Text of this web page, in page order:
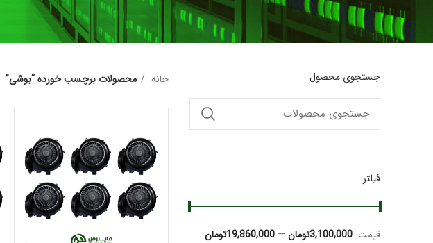
جستجوی محصول
فیلتر
قیمت: 3,100,000تومان — 19,860,000تومان
خانه محصولات برچسب خورده “بوشی”